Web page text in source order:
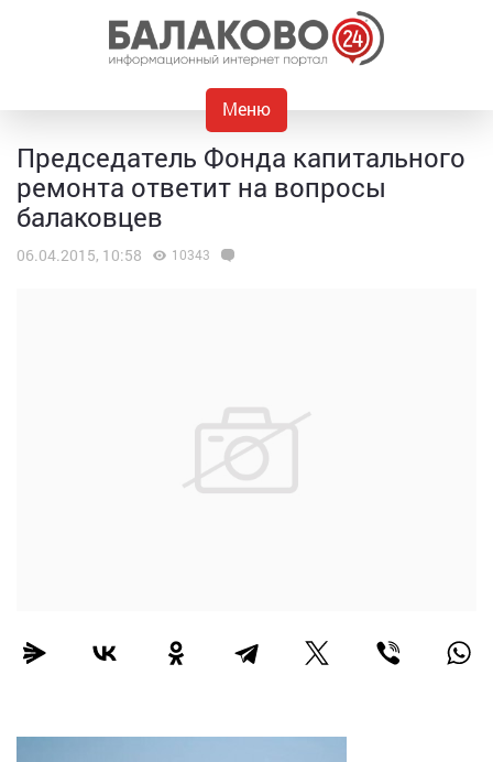
Меню
Председатель Фонда капитального
ремонта ответит на вопросы
балаковцев
06.04.2015, 10:58 10343